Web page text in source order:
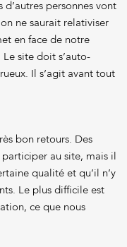
personnes vont
ne saurait relativiser
en face de notre
site doit s’auto-
Il s‘agit avant tout
bon retours. Des
au site, mais il
qualité et qu’il n’y
Le plus difficile est
ce que nous